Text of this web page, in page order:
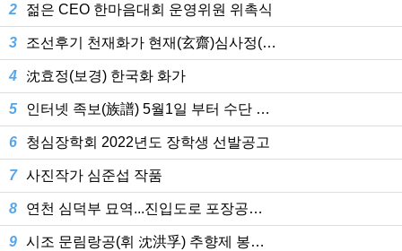
2 젊은 CEO 한마음대회 운영위원 위촉식
3 조선후기 천재화가 현재(玄齋)심사정(…
4 沈효정(보경) 한국화 화가
5 인터넷 족보(族譜) 5월1일 부터 수단 …
6 청심장학회 2022년도 장학생 선발공고
7 사진작가 심준섭 작품
8 연천 심덕부 묘역...진입도로 포장공…
9 시조 문림랑공(휘 沈洪孚) 추향제 봉…